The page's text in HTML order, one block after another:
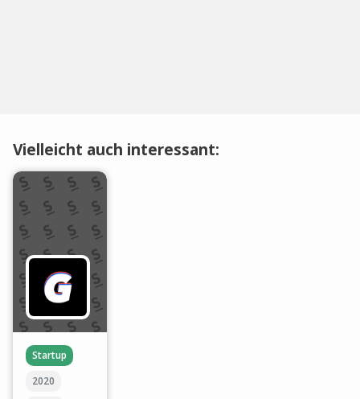
Vielleicht auch interessant:
Startup
2020